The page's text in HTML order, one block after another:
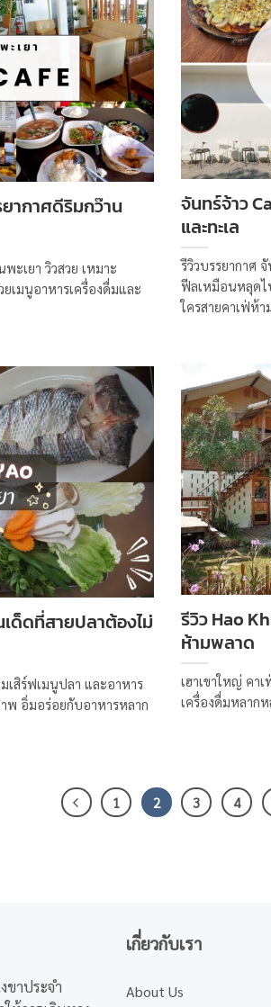
จันทร์จ้าว
และทะเล
รีวิวบรรยากาศ
ฟีลเหมือนหลุดไ
ใครสายคาเฟ่ห้
ยากาศดีริมกว๊าน
ะเยา วิวสวย เหมาะ
เมนูอาหารเครื่องดื่มและ
รีวิว Hao
ห้ามพลาด
เฮาเขาใหญ่ คา
เครื่องดื่มหลาก
ด็ดที่สายปลาต้องไม่
เสิร์ฟเมนูปลา และอาหาร
พ อิ่มอร่อยกับอาหารหลาก
1 2 3 4
ขาประจำ
เกี่ยวกับเรา
About Us